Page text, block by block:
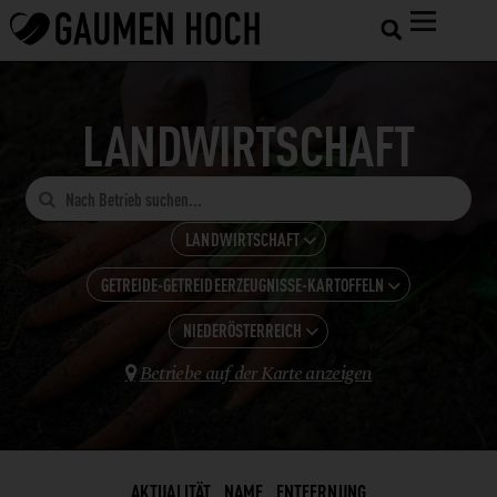
LANDWIRTSCHAFT

LANDWIRTSCHAFT 
ALLE KATEGORIEN
GASTRONOMIE
HOTELS
LANDWIRTSCHAFT
WEINBAU
GETREIDE-GETREIDEERZEUGNISSE-KARTOFFELN 
ALLE ANZEIGEN
BROT
ESSIG
FEINKOSTERZEUGNISSE
NIEDERÖSTERREICH 
KÄRNTEN
OBERÖSTERREICH
 Betriebe auf der Karte anzeigen
AKTUALITÄT NAME ENTFERNUNG